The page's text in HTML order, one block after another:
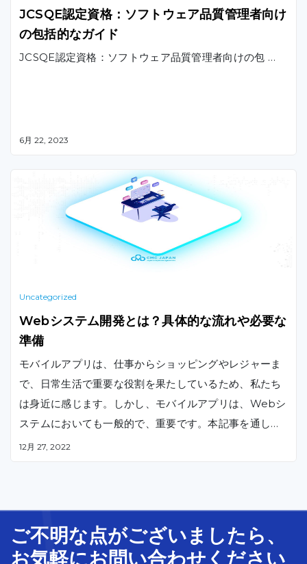
JCSQE認定資格：ソフトウェア品質管理者向け
の包括的なガイド
JCSQE認定資格：ソフトウェア品質管理者向けの包 …
6月 22, 2023
Uncategorized
Webシステム開発とは？具体的な流れや必要な
準備
モバイルアプリは、仕事からショッピングやレジャーま
で、日常生活で重要な役割を果たしているため、私たち
は身近に感じます。しかし、モバイルアプリは、Webシ
ステムにおいても一般的で、重要です。本記事を通して
、Webシステム開発とは何か、それが自分のビジネスに
12月 27, 2022
ご不明な点がございましたら、
お気軽にお問い合わせ ください